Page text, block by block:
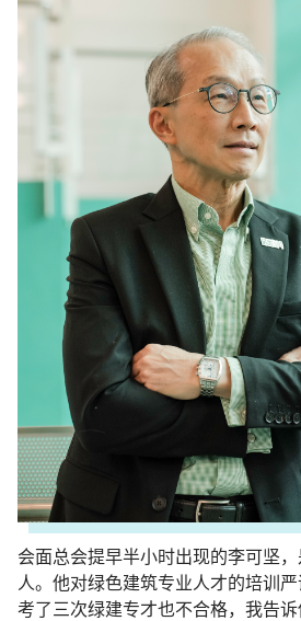
会面总会提早半小时出现的李可坚
人。他对绿色建筑专业人才的培训
考了三次绿建专才也不合格，我告